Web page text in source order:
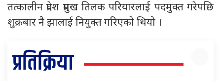
तत्कालीन प्रदेश प्रमुख तिलक परियारलाई पदमुक्त गरेपछि
शुक्रबार नै झालाई नियुक्त गरिएको थियो ।
प्रतिक्रिया